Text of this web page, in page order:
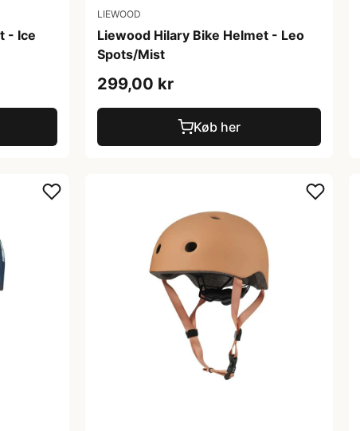
- Ice
LIEWOOD
Liewood Hilary Bike Helmet - Leo
Spots/Mist
299,00 kr
Køb her